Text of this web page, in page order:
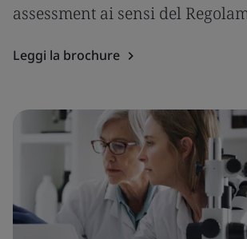
assessment ai sensi del
Leggi la brochure